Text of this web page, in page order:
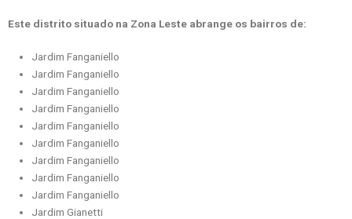
Este distrito situado na Zona Leste abrange os bairros de:
Jardim Fanganiello
Jardim Fanganiello
Jardim Fanganiello
Jardim Fanganiello
Jardim Fanganiello
Jardim Fanganiello
Jardim Fanganiello
Jardim Fanganiello
Jardim Fanganiello
Jardim Gianetti